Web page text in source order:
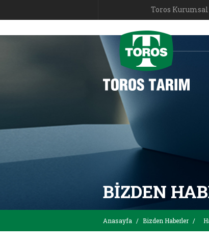
Toros Kurumsal
BIZDEN
Anasayfa / Bizden Haberler /